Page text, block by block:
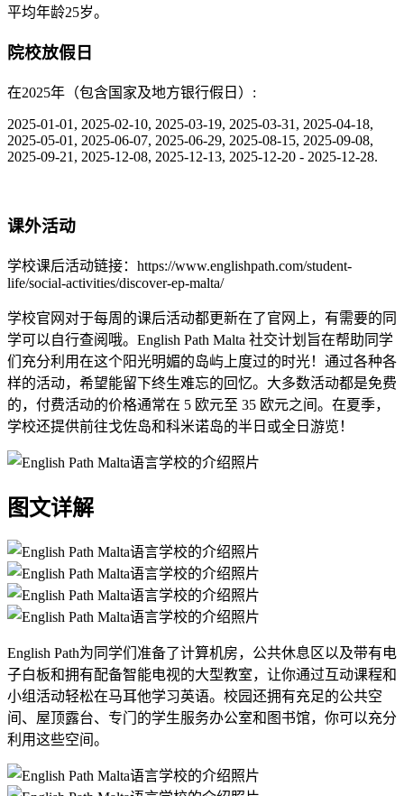
平均年龄25岁。
院校放假日
在2025年（包含国家及地方银行假日）:
2025-01-01, 2025-02-10, 2025-03-19, 2025-03-31, 2025-04-18,
2025-05-01, 2025-06-07, 2025-06-29, 2025-08-15, 2025-09-08,
2025-09-21, 2025-12-08, 2025-12-13, 2025-12-20 - 2025-12-28.
课外活动
学校课后活动链接：https://www.englishpath.com/student-
life/social-activities/discover-ep-malta/
学校官网对于每周的课后活动都更新在了官网上，有需要的同
学可以自行查阅哦。English Path Malta 社交计划旨在帮助同学
们充分利用在这个阳光明媚的岛屿上度过的时光！通过各种各
样的活动，希望能留下终生难忘的回忆。大多数活动都是免费
的，付费活动的价格通常在 5 欧元至 35 欧元之间。在夏季，
学校还提供前往戈佐岛和科米诺岛的半日或全日游览！
图文详解
English Path为同学们准备了计算机房，公共休息区以及带有电
子白板和拥有配备智能电视的大型教室，让你通过互动课程和
小组活动轻松在马耳他学习英语。校园还拥有充足的公共空
间、屋顶露台、专门的学生服务办公室和图书馆，你可以充分
利用这些空间。